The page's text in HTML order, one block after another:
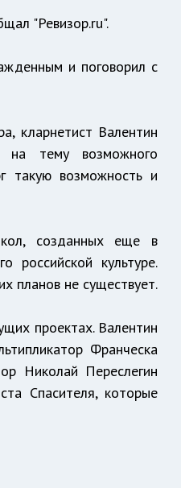
"Ревизор.ru".
и поговорил с
кларнетист Валентин
на тему возможного
такую возможность и
созданных еще в
российской культуре.
планов не существует.
проектах. Валентин
Франческа
Николай Переслегин
Спасителя, которые